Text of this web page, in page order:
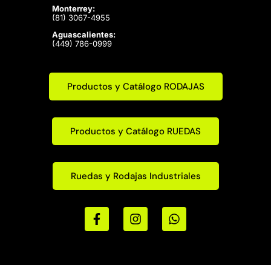
Monterrey:
(81) 3067-4955
Aguascalientes:
(449) 786-0999
Productos y Catálogo RODAJAS
Productos y Catálogo RUEDAS
Ruedas y Rodajas Industriales